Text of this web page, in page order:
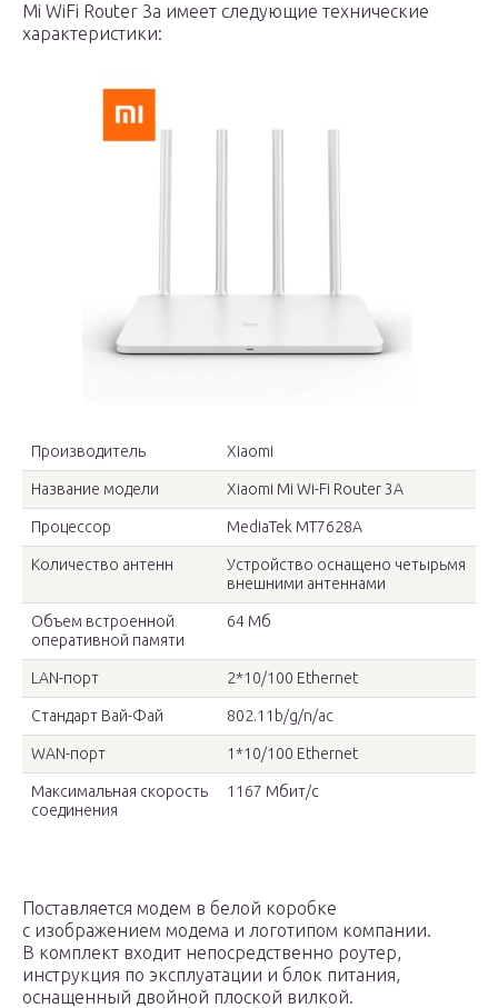
Mi WiFi Router 3a имеет следующие технические
характеристики:
Производитель Xiaomi
Название модели Xiaomi Mi Wi-Fi Router 3A
Процессор MediaTek MT7628A
Количество антенн
Устройство оснащено четырьмя
внешними антеннами
Объем встроенной
оперативной памяти
64 Мб
LAN-порт 2*10/100 Ethernet
Стандарт Вай-Фай 802.11b/g/n/ac
WAN-порт 1*10/100 Ethernet
Максимальная скорость
соединения
1167 Мбит/с
Поставляется модем в белой коробке
с изображением модема и логотипом компании.
В комплект входит непосредственно роутер,
инструкция по эксплуатации и блок питания,
оснащенный двойной плоской вилкой.